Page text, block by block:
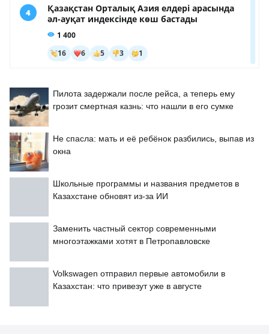
Пилота задержали после рейса, а теперь ему
грозит смертная казнь: что нашли в его сумке
Не спасла: мать и её ребёнок разбились, выпав из
окна
Школьные программы и названия предметов в
Казахстане обновят из-за ИИ
Заменить частный сектор современными
многоэтажками хотят в Петропавловске
Volkswagen отправил первые автомобили в
Казахстан: что привезут уже в августе